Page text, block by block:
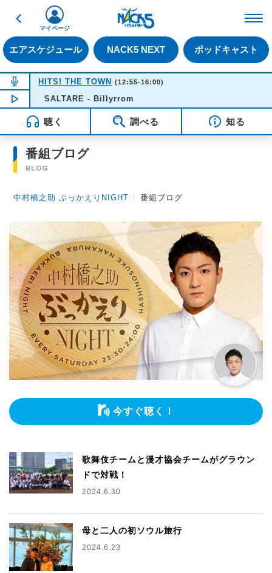
戻る
エアスケジュール NACK5 NEXT ポッドキャスト
マイページ
NOW ON AIR
HITS! THE TOWN (12:55-16:00)
NOW PLAYING 14:14
SALTARE - Billyrrom
聴く 調べる 知る
番組ブログ
BLOG
中村橋之助 ぶっかえりNIGHT 〉番組ブログ
今すぐ聴く！
歌舞伎チームと漫才協会チームがグラウン
ドで対戦！
2024.6.30
母と二人の初ソウル旅行
2024.6.23